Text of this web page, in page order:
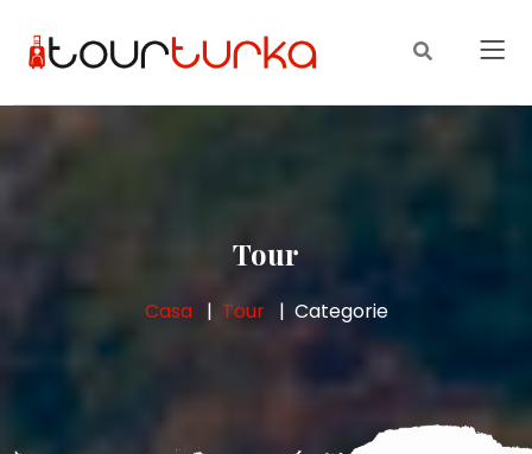
Tour
Casa Tour Categorie